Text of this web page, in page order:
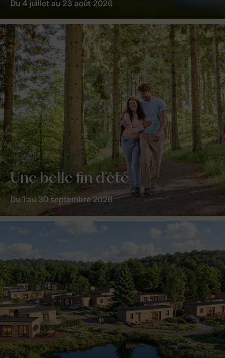
Du 4 juillet au 23 août 2026
Une belle fin d'été
Du 1 au 30 septembre 2026